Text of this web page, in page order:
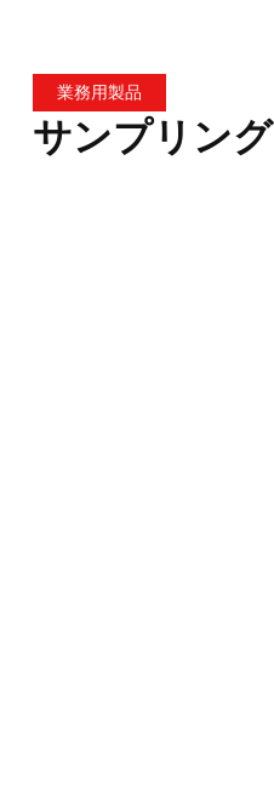
業務用製品
サンプリング